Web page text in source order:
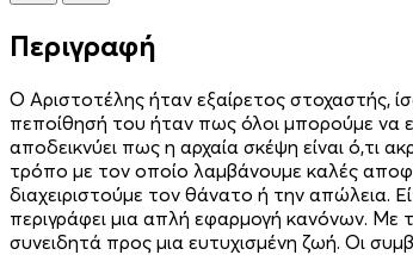
Περιγραφή
Ο Αριστοτέλης ήταν εξαίρετος στοχαστής,
πεποίθησή του ήταν πως όλοι μπορούμε να
αποδεικνύει πως η αρχαία σκέψη είναι ό,τι
τρόπο με τον οποίο λαμβάνουμε καλές
διαχειριστούμε τον θάνατο ή την απώλεια.
περιγράφει μια απλή εφαρμογή κανόνων. Με
συνειδητά προς μια ευτυχισμένη ζωή. Οι